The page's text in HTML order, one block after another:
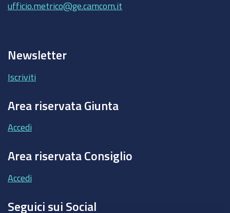
ufficio.metrico@ge.camcom.it
Newsletter
Iscriviti
Area riservata Giunta
Accedi
Area riservata Consiglio
Accedi
Seguici sui Social